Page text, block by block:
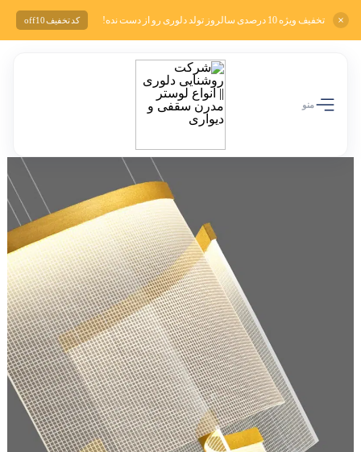
تخفیف ویژه 10 درصدی سالروز تولد دلوری رو از دست نده! کد تخفیف off10
منو